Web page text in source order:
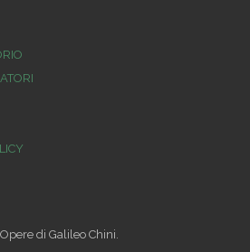
di Galileo Chini.